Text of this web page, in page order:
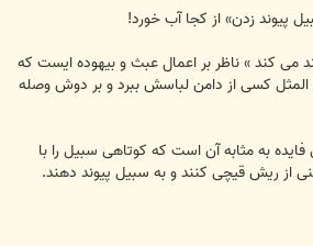
پیوند زدن» از کجا آب خورد!
می کند » ناظر بر اعمال عبث و بیهوده ایست که
المثل کسی از دامن لباسش ببرد و بر دوش وصله
فایده به مثابه آن است که کوتاهی سبیل را با
از ریش قیچی کنند و به سبیل پیوند دهند.